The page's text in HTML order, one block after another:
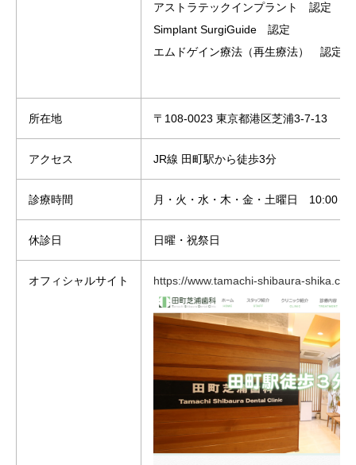
アストラテックインプラント 認定
Simplant SurgiGuide 認定
エムドゲイン療法（再生療法） 認定
所在地 〒108-0023 東京都港区芝浦3-7-13
アクセス JR線 田町駅から徒歩3分
診療時間 月・火・水・木・金・土曜日 10:00～
休診日 日曜・祝祭日
オフィシャルサイト https://www.tamachi-shibaura-